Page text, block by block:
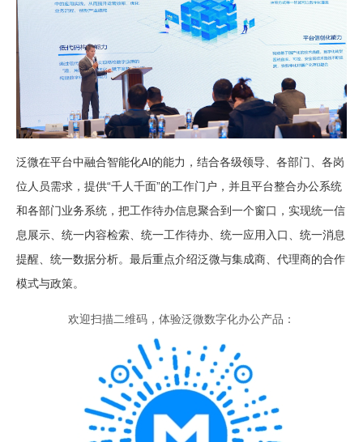
泛微在平台中融合智能化AI的能力，结合各级领导、各部门、各岗
位人员需求，提供“千人千面”的工作门户，并且平台整合办公系统
和各部门业务系统，把工作待办信息聚合到一个窗口，实现统一信
息展示、统一内容检索、统一工作待办、统一应用入口、统一消息
提醒、统一数据分析。最后重点介绍泛微与集成商、代理商的合作
模式与政策。
欢迎扫描二维码，体验泛微数字化办公产品：